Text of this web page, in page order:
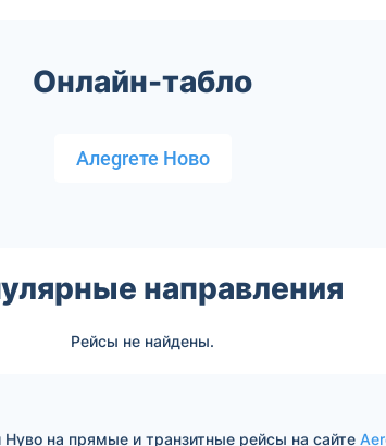
Онлайн-табло
Алеgreте Ново
направления
Рейсы не найдены.
на прямые и транзитные рейсы на сайте